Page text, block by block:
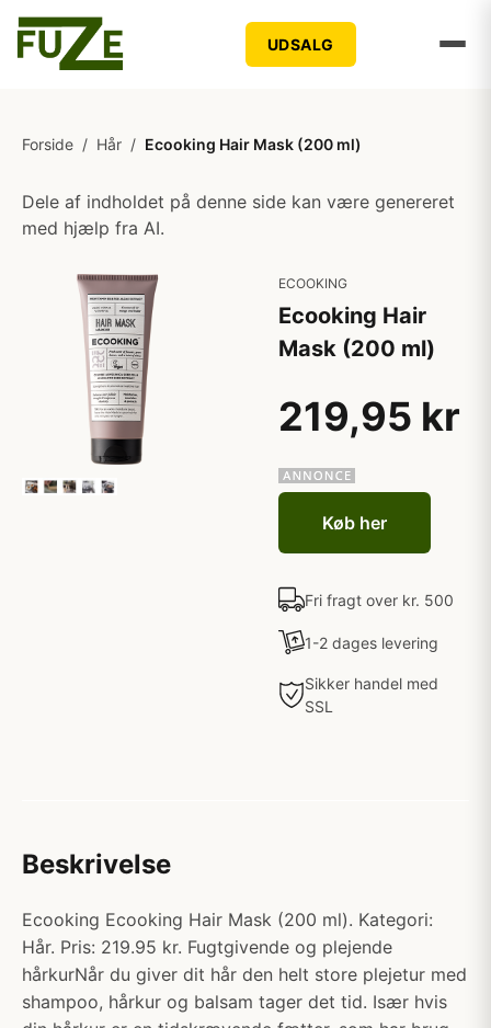
UDSALG
Forside / Hår / Ecooking Hair Mask (200 ml)
Dele af indholdet på denne side kan være genereret
med hjælp fra AI.
ECOOKING
Ecooking Hair
Mask (200 ml)
219,95 kr
Køb her
Fri fragt over kr. 500
1-2 dages levering
Sikker handel med
SSL
Beskrivelse
Ecooking Ecooking Hair Mask (200 ml). Kategori:
Hår. Pris: 219.95 kr. Fugtgivende og plejende
hårkurNår du giver dit hår den helt store plejetur med
shampoo, hårkur og balsam tager det tid. Især hvis